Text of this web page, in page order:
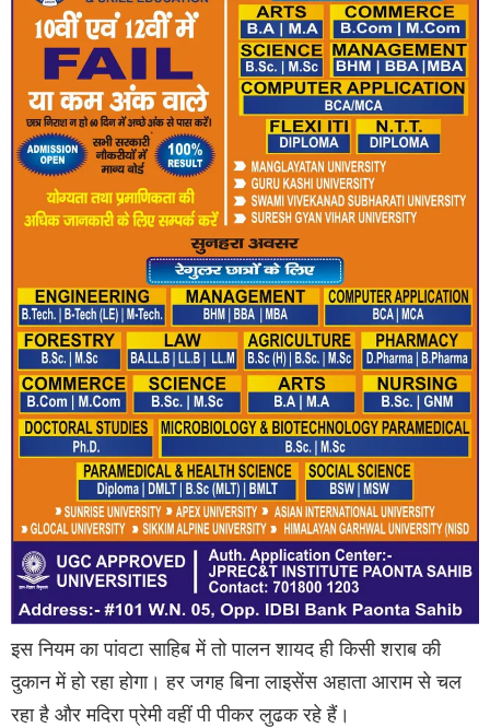
इस नियम का पांवटा साहिब में तो पालन शायद ही किसी शराब की
दुकान में हो रहा होगा। हर जगह बिना लाइसेंस अहाता आराम से चल
रहा है और मदिरा प्रेमी वहीं पी पीकर लुढक रहे हैं।